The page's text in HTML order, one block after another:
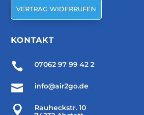
VERTRAG WIDERRUFEN
KONTAKT
 07062 97 99 42 2
 info@air2go.de

Rauheckstr. 10